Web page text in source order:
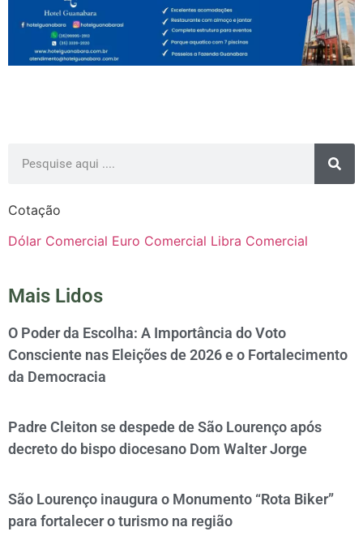
Cotação
Dólar Comercial Euro Comercial Libra Comercial
Mais Lidos
O Poder da Escolha: A Importância do Voto
Consciente nas Eleições de 2026 e o Fortalecimento
da Democracia
Padre Cleiton se despede de São Lourenço após
decreto do bispo diocesano Dom Walter Jorge
São Lourenço inaugura o Monumento “Rota Biker”
para fortalecer o turismo na região